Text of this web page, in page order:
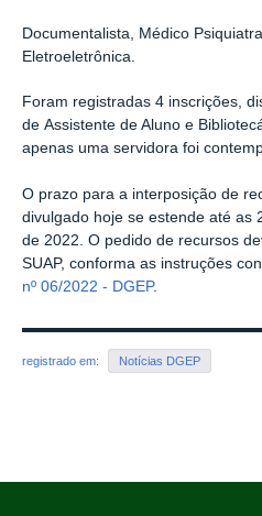
Documentalista, Médico
Eletroeletrônica.
Foram registradas 4 inscrições,
de Assistente de Aluno e
apenas uma servidora foi
O prazo para a interposição de
divulgado hoje se estende até as
de 2022. O pedido de recursos
SUAP, conforma as instruções
nº 06/2022 - DGEP.
registrado em: Notícias DGEP